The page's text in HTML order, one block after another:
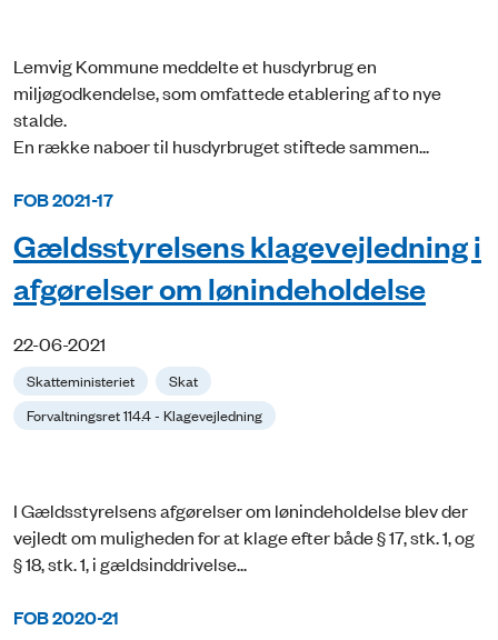
Lemvig Kommune meddelte et husdyrbrug en
miljøgodkendelse, som omfattede etablering af to nye
stalde.
En række naboer til husdyrbruget stiftede sammen...
FOB 2021-17
Gældsstyrelsens klagevejledning i
afgørelser om lønindeholdelse
22-06-2021
Skatteministeriet
Skat
Forvaltningsret 114.4 - Klagevejledning
I Gældsstyrelsens afgørelser om lønindeholdelse blev der
vejledt om muligheden for at klage efter både § 17, stk. 1, og
§ 18, stk. 1, i gældsinddrivelse...
FOB 2020-21